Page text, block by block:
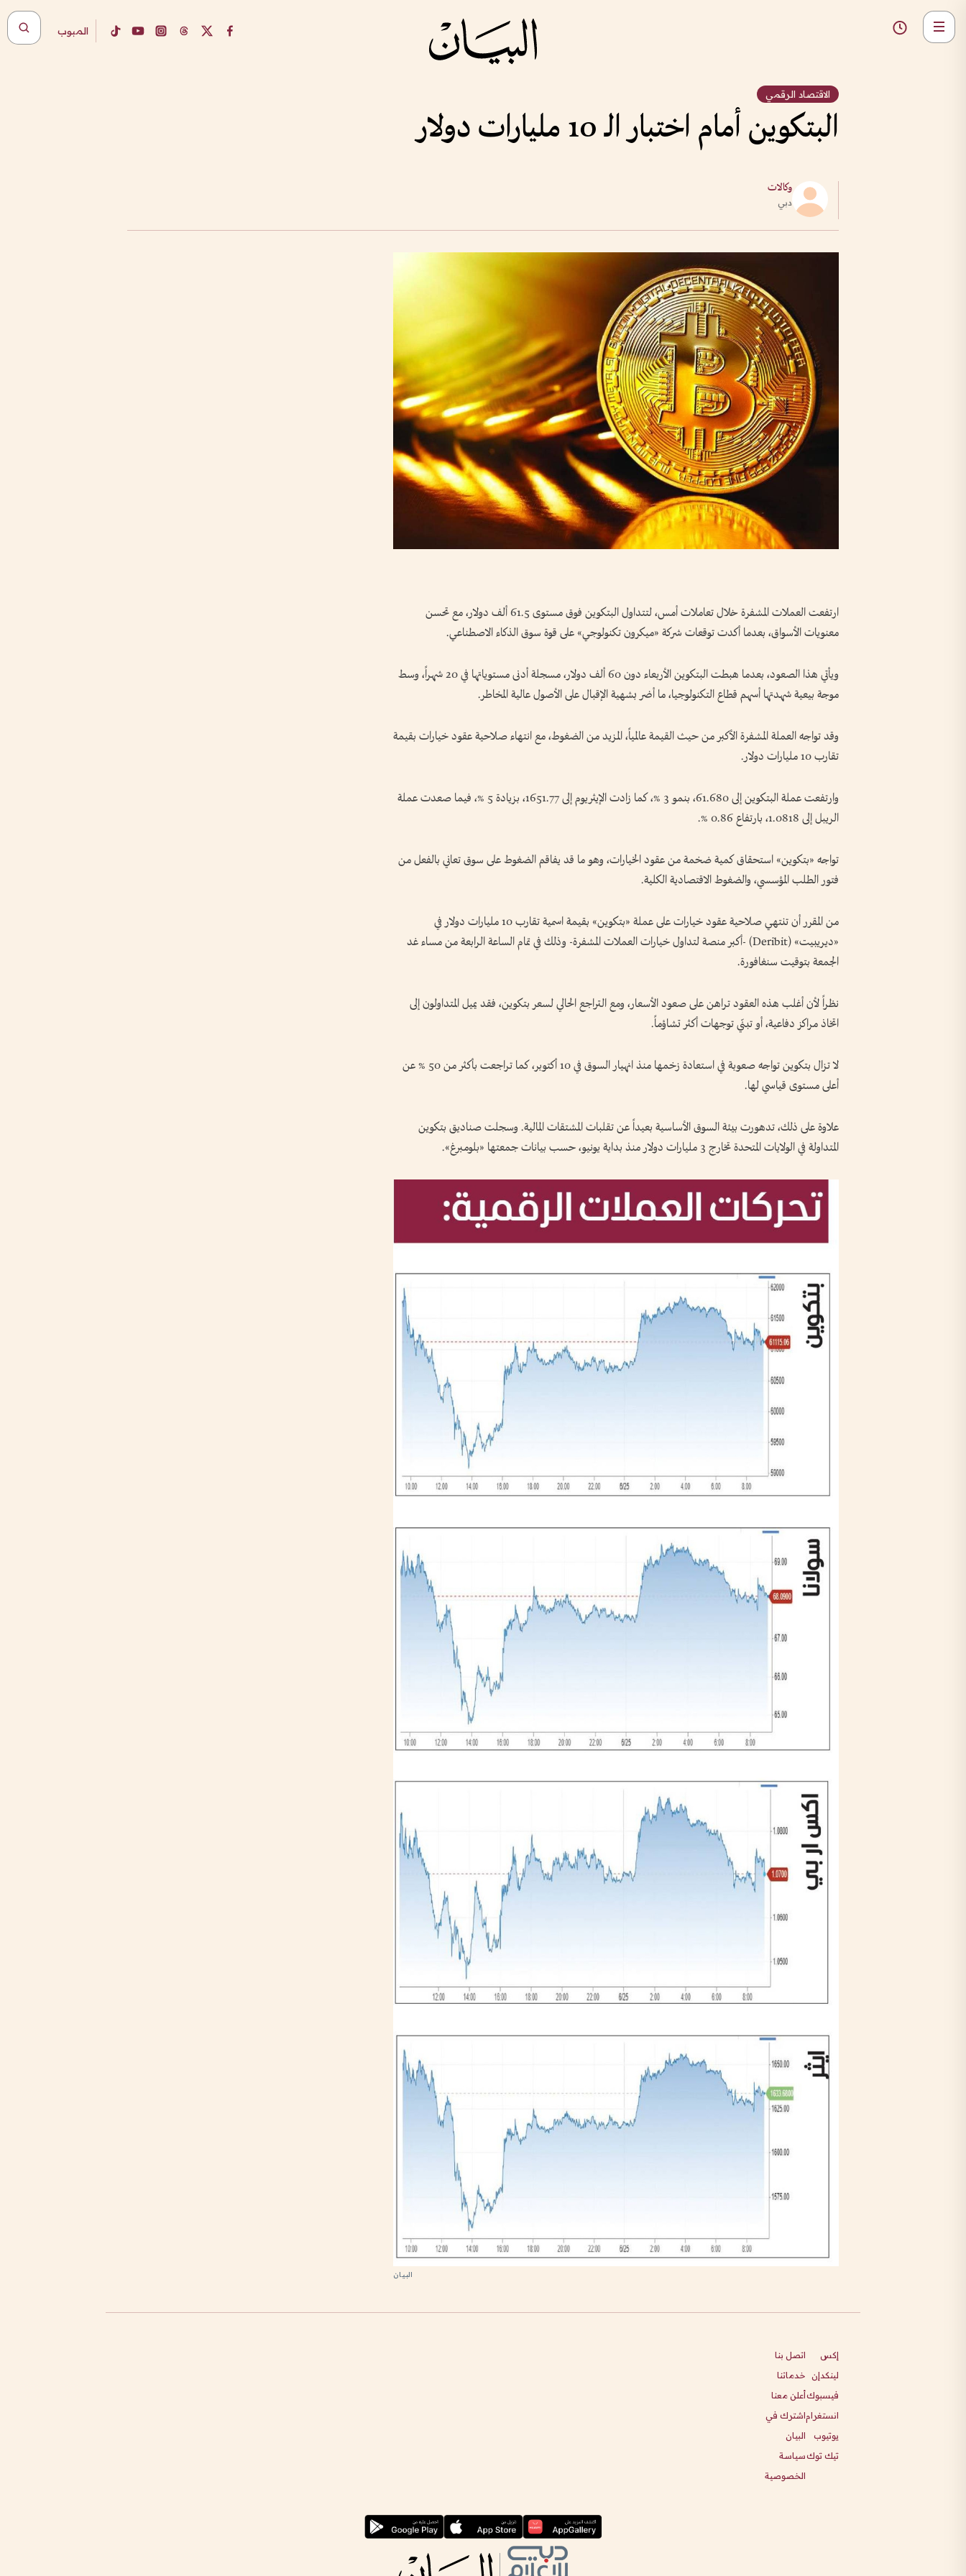
المبوب
الاقتصاد الرقمي
البتكوين أمام اختبار الـ 10 مليارات دولار
وكالات
دبي
ارتفعت العملات المشفرة خلال تعاملات أمس، لتتداول البتكوين فوق مستوى 61.5 ألف دولار، مع تحسن
معنويات الأسواق، بعدما أكدت توقعات شركة «ميكرون تكنولوجي» على قوة سوق الذكاء الاصطناعي.
ويأتي هذا الصعود، بعدما هبطت البتكوين الأربعاء دون 60 ألف دولار، مسجلة أدنى مستوياتها في 20 شهراً، وسط
موجة بيعية شهدتها أسهم قطاع التكنولوجيا، ما أضر بشهية الإقبال على الأصول عالية المخاطر.
وقد تواجه العملة المشفرة الأكبر من حيث القيمة عالمياً، المزيد من الضغوط، مع انتهاء صلاحية عقود خيارات بقيمة
تقارب 10 مليارات دولار.
وارتفعت عملة البتكوين إلى 61.680، بنمو 3 %، كما زادت الإيثريوم إلى 1651.77، بزيادة 5 %، فيما صعدت عملة
الريبل إلى 1.0818، بارتفاع 0.86 %.
تواجه «بتكوين» استحقاق كمية ضخمة من عقود الخيارات، وهو ما قد يفاقم الضغوط على سوق تعاني بالفعل من
فتور الطلب المؤسسي، والضغوط الاقتصادية الكلية.
من المقرر أن تنتهي صلاحية عقود خيارات على عملة «بتكوين» بقيمة اسمية تقارب 10 مليارات دولار في
«ديريبيت» (Deribit) -أكبر منصة لتداول خيارات العملات المشفرة- وذلك في تمام الساعة الرابعة من مساء غد
الجمعة بتوقيت سنغافورة.
نظراً لأن أغلب هذه العقود تراهن على صعود الأسعار، ومع التراجع الحالي لسعر بتكوين، فقد يميل المتداولون إلى
اتخاذ مراكز دفاعية، أو تبنّي توجهات أكثر تشاؤماً.
لا تزال بتكوين تواجه صعوبة في استعادة زخمها منذ انهيار السوق في 10 أكتوبر، كما تراجعت بأكثر من 50 % عن
أعلى مستوى قياسي لها.
علاوة على ذلك، تدهورت بيئة السوق الأساسية بعيداً عن تقلبات المشتقات المالية. وسجلت صناديق بتكوين
المتداولة في الولايات المتحدة تخارج 3 مليارات دولار منذ بداية يونيو، حسب بيانات جمعتها «بلومبرغ».
إكس
لينكدإن
فيسبوك
انستغرام
يوتيوب
تيك توك
اتصل بنا
خدماتنا
أعلن معنا
اشترك في
البيان
سياسة
الخصوصية